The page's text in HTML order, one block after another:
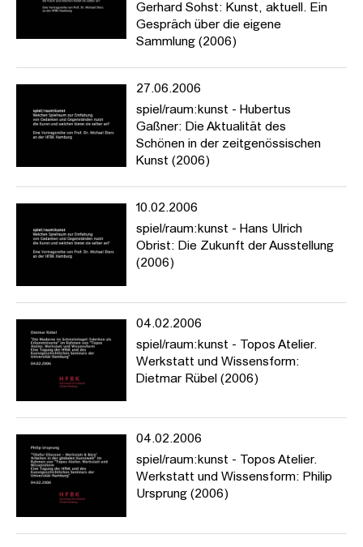
Gerhard Sohst: Kunst, aktuell. Ein
Gespräch über die eigene
Sammlung (2006)
27.06.2006
spiel/raum:kunst - Hubertus
Gaßner: Die Aktualität des
Schönen in der zeitgenössischen
Kunst (2006)
10.02.2006
spiel/raum:kunst - Hans Ulrich
Obrist: Die Zukunft der Ausstellung
(2006)
04.02.2006
spiel/raum:kunst - Topos Atelier.
Werkstatt und Wissensform:
Dietmar Rübel (2006)
04.02.2006
spiel/raum:kunst - Topos Atelier.
Werkstatt und Wissensform: Philip
Ursprung (2006)